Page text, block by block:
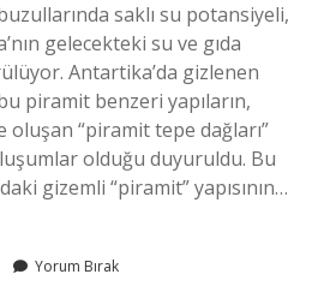
saklı su potansiyeli,
gelecekteki su ve gıda
Antartika’da gizlenen
piramit benzeri yapıların,
oluşan “piramit tepe dağları”
olduğu duyuruldu. Bu
gizemli “piramit” yapısının…
Yorum Bırak